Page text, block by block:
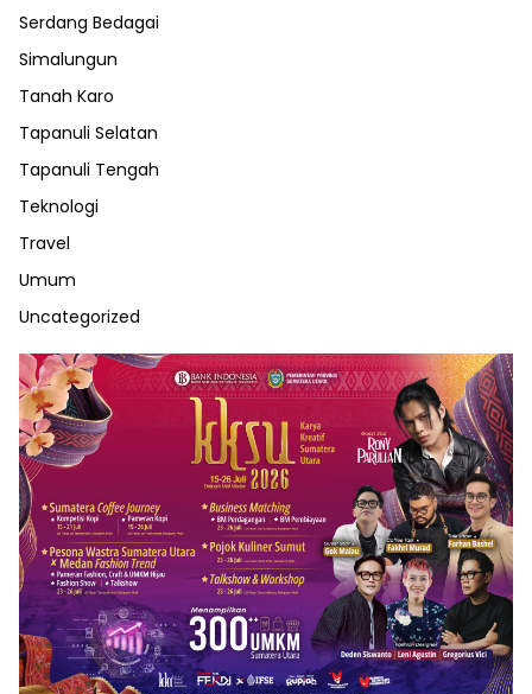
Serdang Bedagai
Simalungun
Tanah Karo
Tapanuli Selatan
Tapanuli Tengah
Teknologi
Travel
Umum
Uncategorized